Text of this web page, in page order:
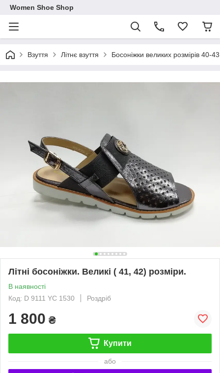
Women Shoe Shop
Взуття Літнє взуття Босоніжки великих розмірів 40-43
Літні босоніжки. Великі ( 41, 42) розміри.
В наявності
Код: D 9111 YC 1530
Роздріб
1 800 ₴
Купити
або